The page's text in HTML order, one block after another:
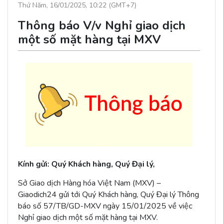
Thứ Năm, 16/01/2025, 10:22 (GMT+7)
Thông báo V/v Nghỉ giao dịch
một số mặt hàng tại MXV
Kính gửi: Quý Khách hàng, Quý Đại lý,
Sở Giao dịch Hàng hóa Việt Nam (MXV) –
Giaodich24 gửi tới Quý Khách hàng, Quý Đại lý Thông
báo số 57/TB/GD-MXV ngày 15/01/2025 về việc
Nghỉ giao dịch một số mặt hàng tại MXV.